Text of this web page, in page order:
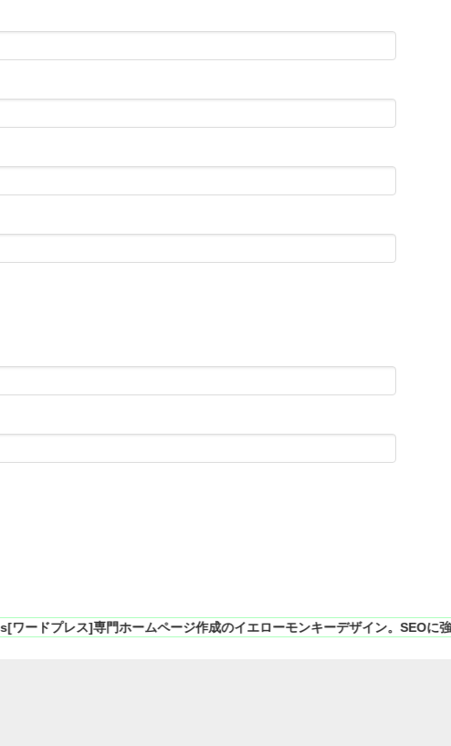
ームページ作成のイエローモンキーデザイン。SEOに強いCMS、ワード